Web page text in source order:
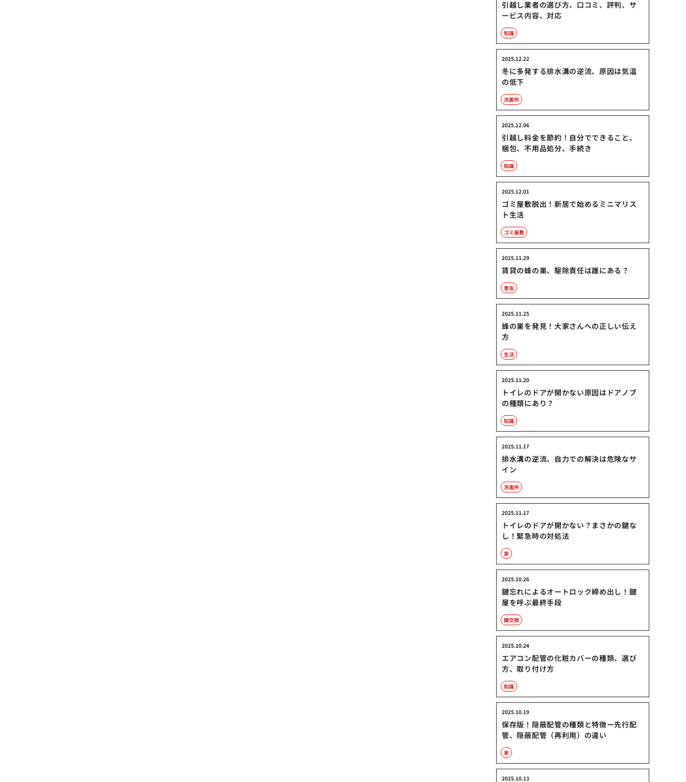
引越し業者の選び方、口コミ、評判、サ
ービス内容、対応
知識
冬に多発する排水溝の逆流、原因は気温
の低下
2025.12.22
洗面所
引越し料金を節約！自分でできること、
梱包、不用品処分、手続き
2025.12.06
知識
ゴミ屋敷脱出！新居で始めるミニマリス
ト生活
2025.12.01
ゴミ屋敷
賃貸の蜂の巣、駆除責任は誰にある？
2025.11.29
害虫
蜂の巣を発見！大家さんへの正しい伝え
方
2025.11.25
生活
トイレのドアが開かない原因はドアノブ
の種類にあり？
2025.11.20
知識
排水溝の逆流、自力での解決は危険なサ
イン
2025.11.17
洗面所
トイレのドアが開かない？まさかの鍵な
し！緊急時の対処法
2025.11.17
家
鍵忘れによるオートロック締め出し！鍵
屋を呼ぶ最終手段
2025.10.26
鍵交換
エアコン配管の化粧カバーの種類、選び
方、取り付け方
2025.10.24
知識
保存版！隠蔽配管の種類と特徴ー先行配
管、隠蔽配管（再利用）の違い
2025.10.19
家
2025.10.13